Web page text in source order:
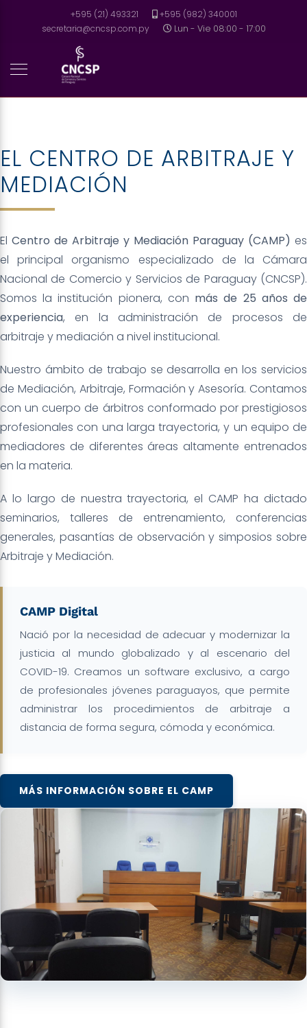
+595 (21) 493321
+595 (982) 340001
secretaria@cncsp.com.py
Lun - Vie 08:00 - 17:00
EL CENTRO DE ARBITRAJE Y
MEDIACIÓN
El Centro de Arbitraje y Mediación Paraguay (CAMP) es
el principal organismo especializado de la Cámara
Nacional de Comercio y Servicios de Paraguay (CNCSP).
Somos la institución pionera, con más de 25 años de
experiencia, en la administración de procesos de
arbitraje y mediación a nivel institucional.
Nuestro ámbito de trabajo se desarrolla en los servicios
de Mediación, Arbitraje, Formación y Asesoría. Contamos
con un cuerpo de árbitros conformado por prestigiosos
profesionales con una larga trayectoria, y un equipo de
mediadores de diferentes áreas altamente entrenados
en la materia.
A lo largo de nuestra trayectoria, el CAMP ha dictado
seminarios, talleres de entrenamiento, conferencias
generales, pasantías de observación y simposios sobre
Arbitraje y Mediación.
CAMP Digital
Nació por la necesidad de adecuar y modernizar la
justicia al mundo globalizado y al escenario del
COVID-19. Creamos un software exclusivo, a cargo
de profesionales jóvenes paraguayos, que permite
administrar los procedimientos de arbitraje a
distancia de forma segura, cómoda y económica.
MÁS INFORMACIÓN SOBRE EL CAMP